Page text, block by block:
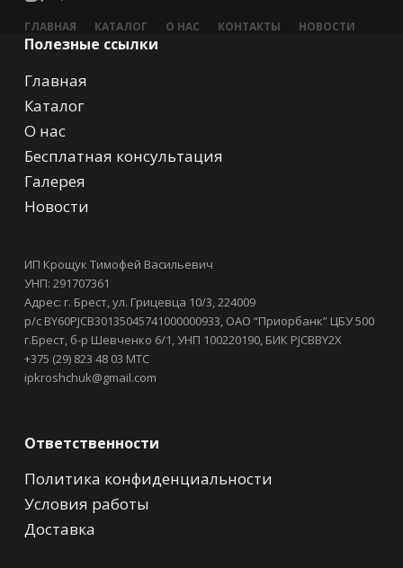
ГЛАВНАЯ КАТАЛОГ О НАС КОНТАКТЫ НОВОСТИ
Полезные ссылки
Главная
Каталог
О нас
Бесплатная консультация
Галерея
Новости
ИП Крощук Тимофей Васильевич
УНП: 291707361
Адрес: г. Брест, ул. Грицевца 10/3, 224009
р/с BY60PJCB30135045741000000933, ОАО “Приорбанк” ЦБУ 500
г.Брест, б-р Шевченко 6/1, УНП 100220190, БИК PJCBBY2X
+375 (29) 823 48 03 МТС
ipkroshchuk@gmail.com
Ответственности
Политика конфиденциальности
Условия работы
Доставка